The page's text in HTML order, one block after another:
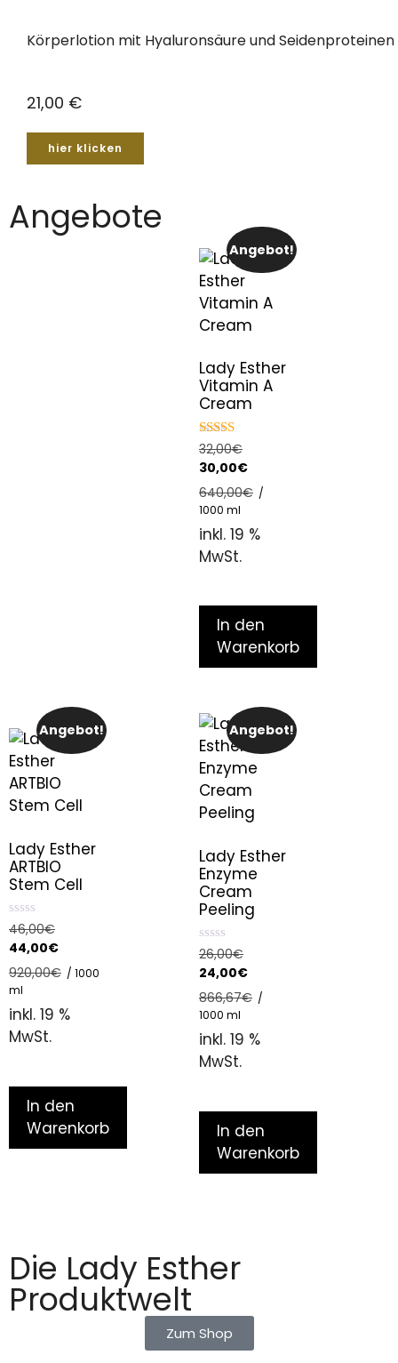
Körperlotion mit Hyaluronsäure und Seidenproteinen
21,00 €
hier klicken
Angebote
Angebot!
Lady Esther
Vitamin A
Cream
5.00
out of 5
32,00€
30,00€
640,00€ /
1000 ml
inkl. 19 %
MwSt.
In den
Warenkorb
Angebot!
Lady Esther
ARTBIO
Stem Cell
0
u
o
f
46,00€
44,00€
920,00€ / 1000
ml
inkl. 19 %
MwSt.
In den
Warenkorb
Angebot!
Lady Esther
Enzyme
Cream
Peeling
0
u
o
f
26,00€
24,00€
866,67€ /
1000 ml
inkl. 19 %
MwSt.
In den
Warenkorb
Die Lady Esther
Produktwelt
Zum Shop